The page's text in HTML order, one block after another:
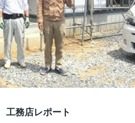
務店レポート